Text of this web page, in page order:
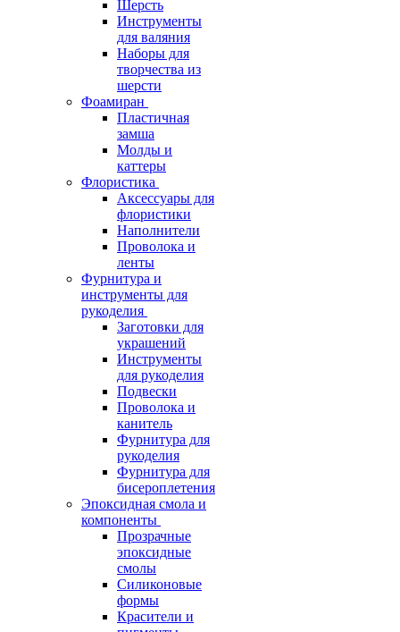
Шерсть
Инструменты
для валяния
Наборы для
творчества из
шерсти
Фоамиран
Пластичная
замша
Молды и
каттеры
Флористика
Аксессуары для
флористики
Наполнители
Проволока и
ленты
Фурнитура и
инструменты для
рукоделия
Заготовки для
украшений
Инструменты
для рукоделия
Подвески
Проволока и
канитель
Фурнитура для
рукоделия
Фурнитура для
бисероплетения
Эпоксидная смола и
компоненты
Прозрачные
эпоксидные
смолы
Силиконовые
формы
Красители и